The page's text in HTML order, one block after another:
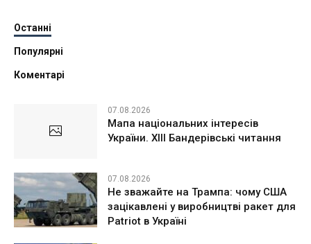
Останні
Популярні
Коментарі
07.08.2026
Мапа національних інтересів
України. ХІІІ Бандерівські читання
07.08.2026
Не зважайте на Трампа: чому США
зацікавлені у виробництві ракет для
Patriot в Україні